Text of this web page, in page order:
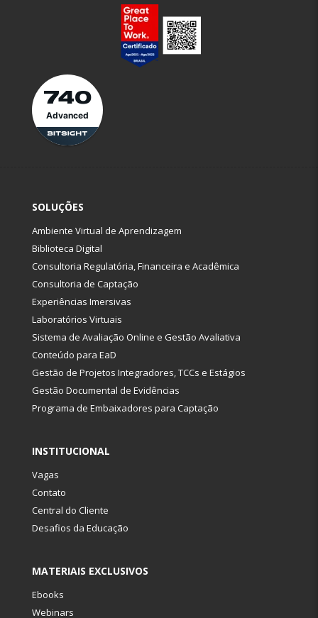
740
Advanced
SOLUÇÕES
Ambiente Virtual de Aprendizagem
Biblioteca Digital
Consultoria Regulatória, Financeira e Acadêmica
Consultoria de Captação
Experiências Imersivas
Laboratórios Virtuais
Sistema de Avaliação Online e Gestão Avaliativa
Conteúdo para EaD
Gestão de Projetos Integradores, TCCs e Estágios
Gestão Documental de Evidências
Programa de Embaixadores para Captação
INSTITUCIONAL
Vagas
Contato
Central do Cliente
Desafios da Educação
MATERIAIS EXCLUSIVOS
Ebooks
Webinars